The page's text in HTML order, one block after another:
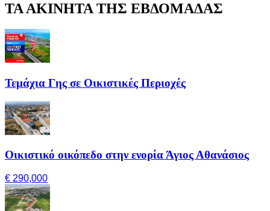
ΤΑ ΑΚΙΝΗΤΑ ΤΗΣ ΕΒΔΟΜΑΔΑΣ
Τεμάχια Γης σε Οικιστικές Περιοχές
Οικιστικό οικόπεδο στην ενορία Άγιος Αθανάσιος
€ 290,000